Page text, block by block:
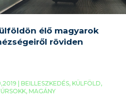
élő magyarok
röviden
| BEILLESZKEDÉS, KÜLFÖLD,
, MAGÁNY